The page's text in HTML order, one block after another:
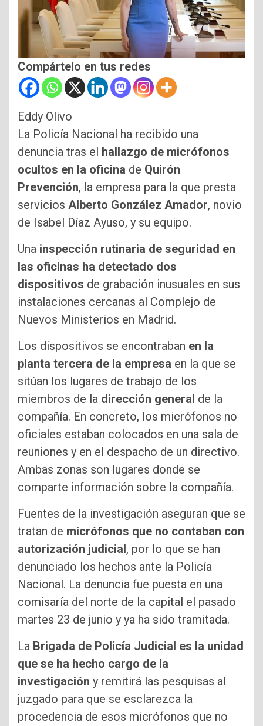
Compártelo en tus redes
Eddy Olivo
La Policía Nacional ha recibido una
denuncia tras el hallazgo de micrófonos
ocultos en la oficina de Quirón
Prevención, la empresa para la que presta
servicios Alberto González Amador, novio
de Isabel Díaz Ayuso, y su equipo.
Una inspección rutinaria de seguridad en
las oficinas ha detectado dos
dispositivos de grabación inusuales en sus
instalaciones cercanas al Complejo de
Nuevos Ministerios en Madrid.
Los dispositivos se encontraban en la
planta tercera de la empresa en la que se
sitúan los lugares de trabajo de los
miembros de la dirección general de la
compañía. En concreto, los micrófonos no
oficiales estaban colocados en una sala de
reuniones y en el despacho de un directivo.
Ambas zonas son lugares donde se
comparte información sobre la compañía.
Fuentes de la investigación aseguran que se
tratan de micrófonos que no contaban con
autorización judicial, por lo que se han
denunciado los hechos ante la Policía
Nacional. La denuncia fue puesta en una
comisaría del norte de la capital el pasado
martes 23 de junio y ya ha sido tramitada.
La Brigada de Policía Judicial es la unidad
que se ha hecho cargo de la
investigación y remitirá las pesquisas al
juzgado para que se esclarezca la
procedencia de esos micrófonos que no